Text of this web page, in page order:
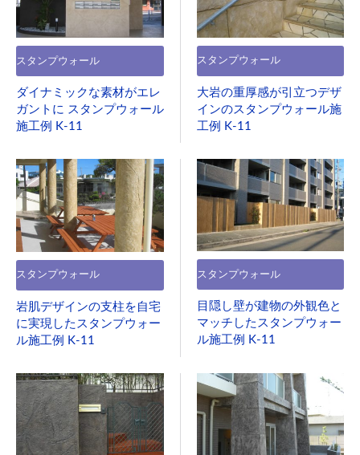
スタンプウォール
ダイナミックな素材がエレ
ガントに スタンプウォール
施工例 K-11
スタンプウォール
大岩の重厚感が引立つデザ
インのスタンプウォール施
工例 K-11
スタンプウォール
岩肌デザインの支柱を自宅
に実現したスタンプウォー
ル施工例 K-11
スタンプウォール
目隠し壁が建物の外観色と
マッチしたスタンプウォー
ル施工例 K-11